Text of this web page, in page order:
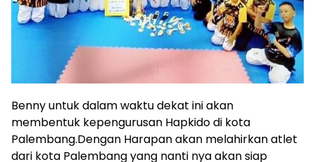
Benny untuk dalam waktu dekat ini akan
membentuk kepengurusan Hapkido di kota
Palembang.Dengan Harapan akan melahirkan atlet
dari kota Palembang yang nanti nya akan siap